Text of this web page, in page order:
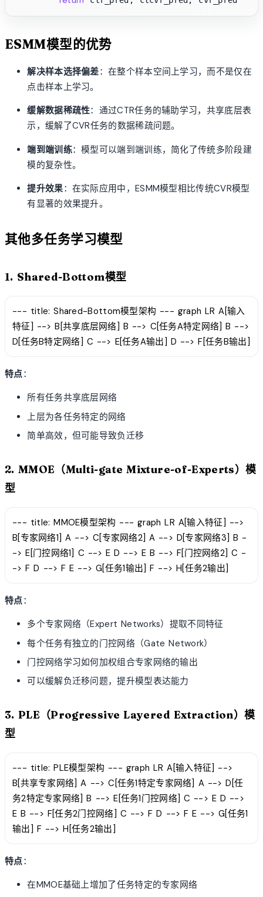
ESMM模型的优势
解决样本选择偏差：在整个样本空间上学习，而不是仅在
点击样本上学习。
缓解数据稀疏性：通过CTR任务的辅助学习，共享底层表
示，缓解了CVR任务的数据稀疏问题。
端到端训练：模型可以端到端训练，简化了传统多阶段建
模的复杂性。
提升效果：在实际应用中，ESMM模型相比传统CVR模型
有显著的效果提升。
其他多任务学习模型
1. Shared-Bottom模型
--- title: Shared-Bottom模型架构 --- graph LR A[输入
特征] --> B[共享底层网络] B --> C[任务A特定网络] B -->
D[任务B特定网络] C --> E[任务A输出] D --> F[任务B输出]
特点：
所有任务共享底层网络
上层为各任务特定的网络
简单高效，但可能导致负迁移
2. MMOE（Multi-gate Mixture-of-Experts）模
型
--- title: MMOE模型架构 --- graph LR A[输入特征] -->
B[专家网络1] A --> C[专家网络2] A --> D[专家网络3] B -
-> E[门控网络1] C --> E D --> E B --> F[门控网络2] C -
-> F D --> F E --> G[任务1输出] F --> H[任务2输出]
特点：
多个专家网络（Expert Networks）提取不同特征
每个任务有独立的门控网络（Gate Network）
门控网络学习如何加权组合专家网络的输出
可以缓解负迁移问题，提升模型表达能力
3. PLE（Progressive Layered Extraction）模
型
--- title: PLE模型架构 --- graph LR A[输入特征] -->
B[共享专家网络] A --> C[任务1特定专家网络] A --> D[任
务2特定专家网络] B --> E[任务1门控网络] C --> E D -->
E B --> F[任务2门控网络] C --> F D --> F E --> G[任务1
输出] F --> H[任务2输出]
特点：
在MMOE基础上增加了任务特定的专家网络